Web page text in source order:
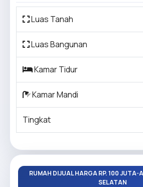
Luas Tanah
Luas Bangunan
Kamar Tidur
Kamar Mandi
Tingkat
RUMAH DIJUAL HARGA RP. 100 JUTA-
SELATAN